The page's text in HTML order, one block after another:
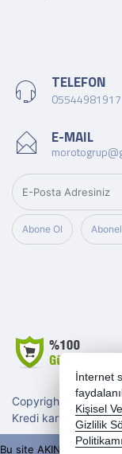
TELEFON
05544981917
E-MAIL
Abone Ol
Copyright 2026
Kredi kartı
Bu site AKINSOFT E-
İnternet
Kişisel
Gizlilik